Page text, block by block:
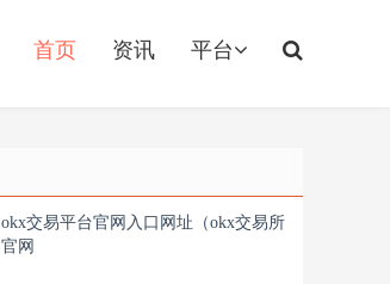
首页 资讯 平台
okx交易平台官网入口网址（okx交易所
官网